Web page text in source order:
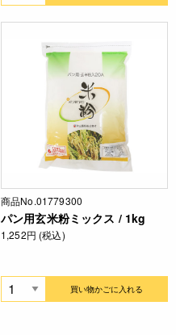
商品No.01779300
パン用玄米粉ミックス / 1kg
1,252円 (税込)
買い物かごに入れる